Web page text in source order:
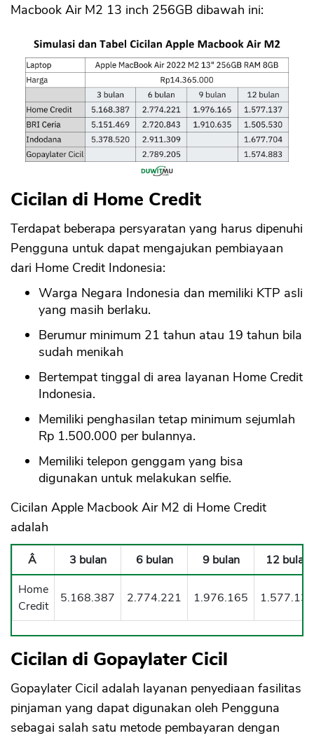
Macbook Air M2 13 inch 256GB dibawah ini:
Cicilan di Home Credit
Terdapat beberapa persyaratan yang harus dipenuhi
Pengguna untuk dapat mengajukan pembiayaan
dari Home Credit Indonesia:
Warga Negara Indonesia dan memiliki KTP asli
yang masih berlaku.
Berumur minimum 21 tahun atau 19 tahun bila
sudah menikah
Bertempat tinggal di area layanan Home Credit
Indonesia.
Memiliki penghasilan tetap minimum sejumlah
Rp 1.500.000 per bulannya.
Memiliki telepon genggam yang bisa
digunakan untuk melakukan selfie.
Cicilan Apple Macbook Air M2 di Home Credit
adalah
Â 3 bulan 6 bulan 9 bulan
12 bulan
Home
Credit
5.168.387 2.774.221 1.976.165 1.577.137
Cicilan di Gopaylater Cicil
Gopaylater Cicil adalah layanan penyediaan fasilitas
pinjaman yang dapat digunakan oleh Pengguna
sebagai salah satu metode pembayaran dengan